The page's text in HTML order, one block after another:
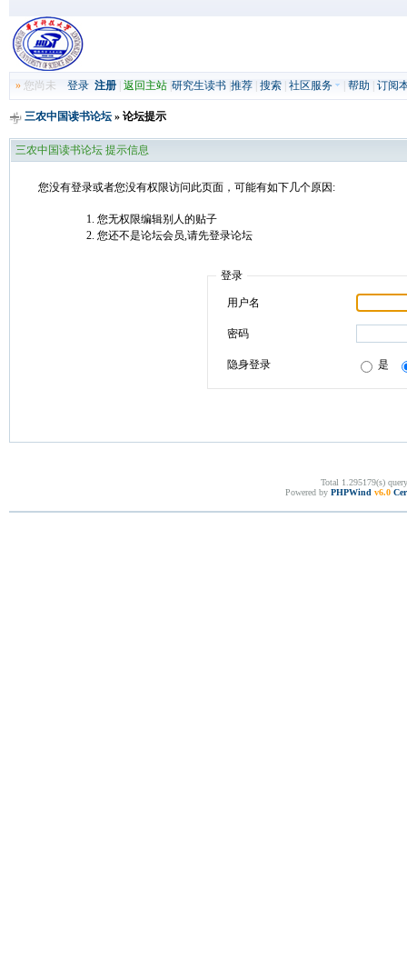
»您尚未 登录 注册| 返回主站| 研究生读书| 推荐| 搜索| 社区服务 帮助 订阅
三农中国读书论坛» 论坛提示
三农中国读书论坛 提示信息
您没有登录或者您没有权限访问此页面，可能有如下几个原因:
您无权限编辑别人的贴子
您还不是论坛会员,请先登录论坛
登录
用户名
密码
隐身登录 是
Total 1.295179(s)
Powered by PHPWind v6.0